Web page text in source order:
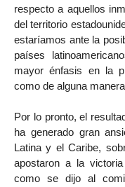
respecto a aquellos
del territorio
estaríamos ante la
países
mayor énfasis en la
como de alguna
Por lo pronto, el
ha generado gran
Latina y el Caribe,
apostaron a la
como se dijo al